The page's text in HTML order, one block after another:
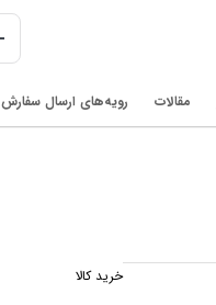
مقالات رویه‌های ارسال سفارش
خرید کالا